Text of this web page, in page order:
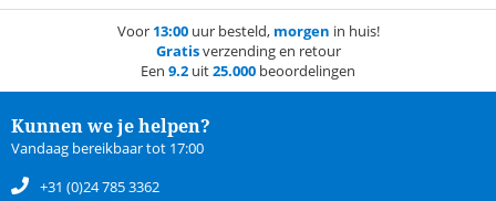
Voor 13:00uur besteld, morgen in huis!
Gratisverzending en retour
Een 9.2 uit25.000 beoordelingen
Kunnen we je helpen?
Vandaag bereikbaar tot 17:00
+31 (0)24 785 3362